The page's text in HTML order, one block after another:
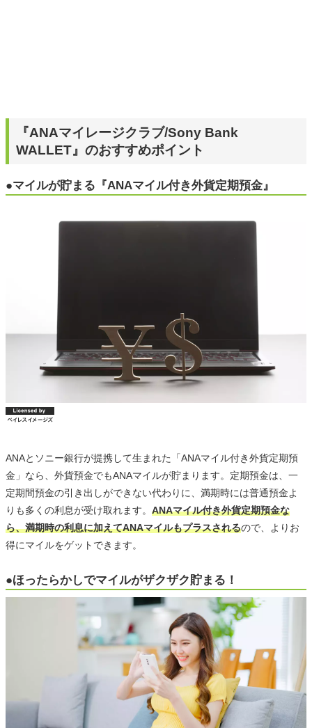
『ANAマイレージクラブ/Sony Bank
WALLET』のおすすめポイント
●マイルが貯まる『ANAマイル付き外貨定期預金』
ANAとソニー銀行が提携して生まれた「ANAマイル付き外貨定期預
金」なら、外貨預金でもANAマイルが貯まります。定期預金は、一
定期間預金の引き出しができない代わりに、満期時には普通預金よ
りも多くの利息が受け取れます。 ANAマイル付き外貨定期預金な
ら、満期時の利息に加えてANAマイルもプラスされるので、よりお
得にマイルをゲットできます。
●ほったらかしでマイルがザクザク貯まる！